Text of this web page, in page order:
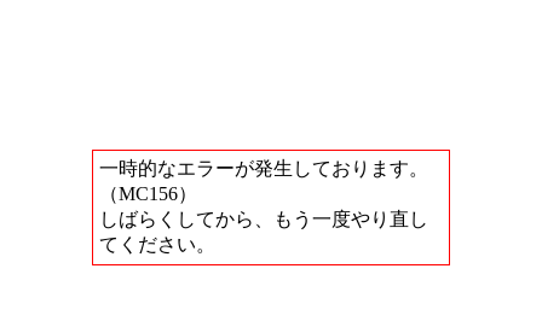
一時的なエラーが発生しております。
（MC156）
しばらくしてから、もう一度やり直し
てください。